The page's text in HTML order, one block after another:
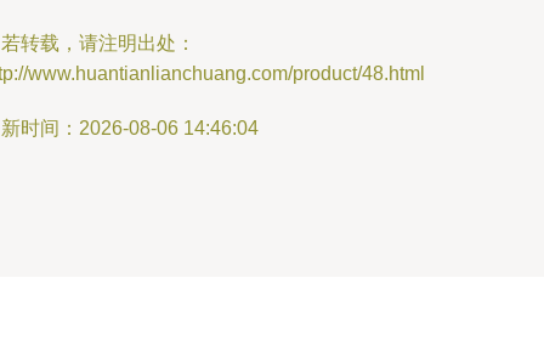
转载，请注明出处：
www.huantianlianchuang.com/product/48.html
时间：2026-08-06 14:46:04